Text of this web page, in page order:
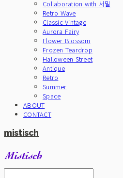
Collaboration with 서밀
Retro Wave
Classic Vintage
Aurora Fairy
Flower Blossom
Frozen Teardrop
Halloween Street
Antique
Retro
Summer
Space
ABOUT
CONTACT
mistisch